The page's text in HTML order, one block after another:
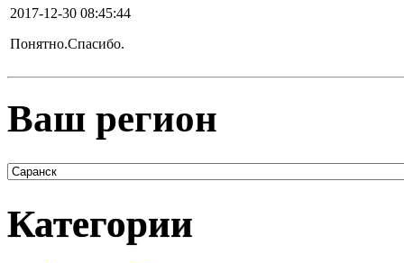
2017-12-30 08:45:44
Понятно.Спасибо.
Ваш регион
Категории